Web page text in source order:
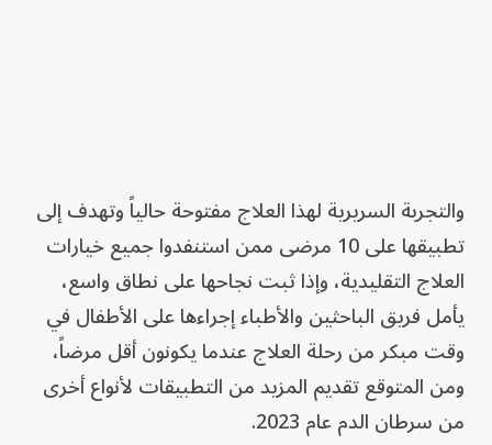
والتجربة السريرية لهذا العلاج مفتوحة حالياً وتهدف إلى
تطبيقها على 10 مرضى ممن استنفدوا جميع خيارات
العلاج التقليدية، وإذا ثبت نجاحها على نطاق واسع،
يأمل فريق الباحثين والأطباء إجراءها على الأطفال في
وقت مبكر من رحلة العلاج عندما يكونون أقل مرضاً،
ومن المتوقع تقديم المزيد من التطبيقات لأنواع أخرى
من سرطان الدم عام 2023.